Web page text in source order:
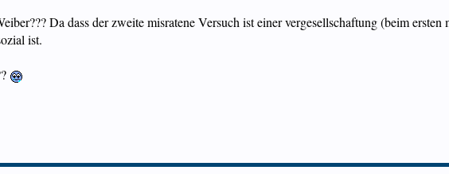
Da dass der zweite misratene Versuch ist einer vergesellschaftung (beim
ist.